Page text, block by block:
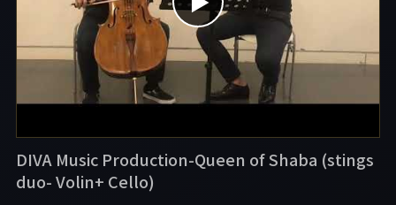
DIVA Music Production-Queen of Shaba (stings
duo- Volin+ Cello)